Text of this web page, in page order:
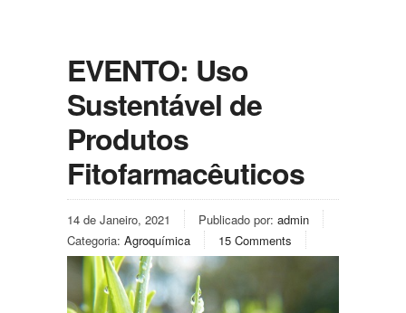
EVENTO: Uso
Sustentável de
Produtos
Fitofarmacêuticos
14 de Janeiro, 2021 Publicado por: admin
Categoria: Agroquímica 15 Comments